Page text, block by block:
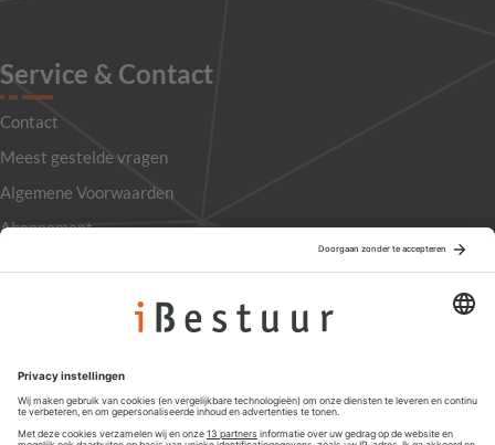
Service & Contact
Contact
Meest gestelde vragen
Algemene Voorwaarden
Abonnement
Privacyinstellingen